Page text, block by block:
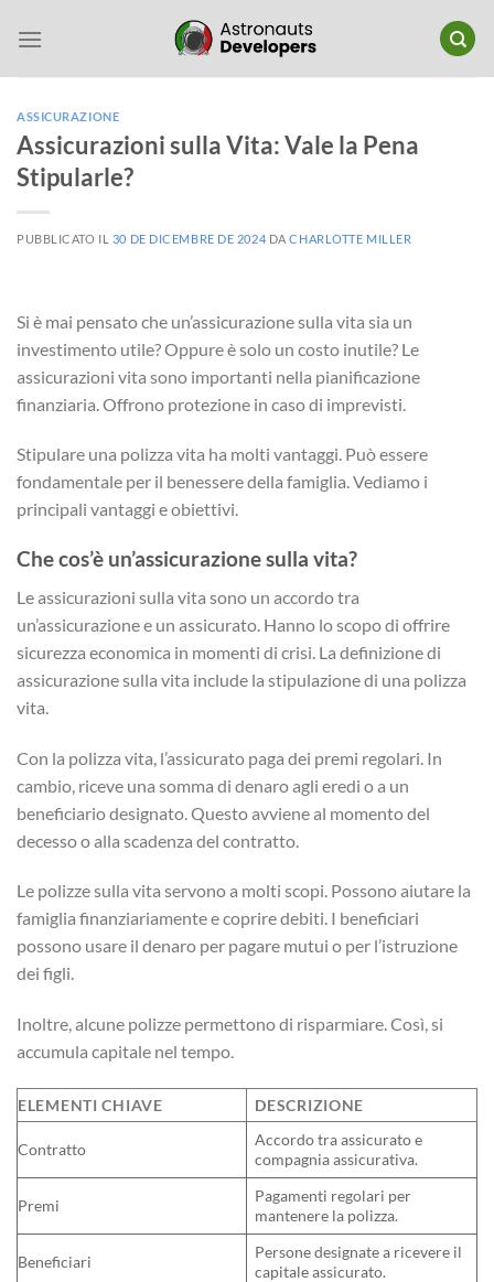
ASSICURAZIONE
Assicurazioni sulla Vita: Vale la Pena
Stipularle?
PUBBLICATO IL 30 DE DICEMBRE DE 2024 DACHARLOTTE MILLER
Si è mai pensato che un’assicurazione sulla vita sia un
investimento utile? Oppure è solo un costo inutile? Le
assicurazioni vita sono importanti nella pianificazione
finanziaria. Offrono protezione in caso di imprevisti.
Stipulare una polizza vita ha molti vantaggi. Può essere
fondamentale per il benessere della famiglia. Vediamo i
principali vantaggi e obiettivi.
Che cos’è un’assicurazione sulla vita?
Le assicurazioni sulla vita sono un accordo tra
un’assicurazione e un assicurato. Hanno lo scopo di offrire
sicurezza economica in momenti di crisi. La definizione di
assicurazione sulla vita include la stipulazione di una polizza
vita.
Con la polizza vita, l’assicurato paga dei premi regolari. In
cambio, riceve una somma di denaro agli eredi o a un
beneficiario designato. Questo avviene al momento del
decesso o alla scadenza del contratto.
Le polizze sulla vita servono a molti scopi. Possono aiutare la
famiglia finanziariamente e coprire debiti. I beneficiari
possono usare il denaro per pagare mutui o per l’istruzione
dei figli.
Inoltre, alcune polizze permettono di risparmiare. Così, si
accumula capitale nel tempo.
ELEMENTI CHIAVE DESCRIZIONE
Contratto
Accordo tra assicurato e
compagnia assicurativa.
Premi
Pagamenti regolari per
mantenere la polizza.
Beneficiari
Persone designate a ricevere il
capitale assicurato.